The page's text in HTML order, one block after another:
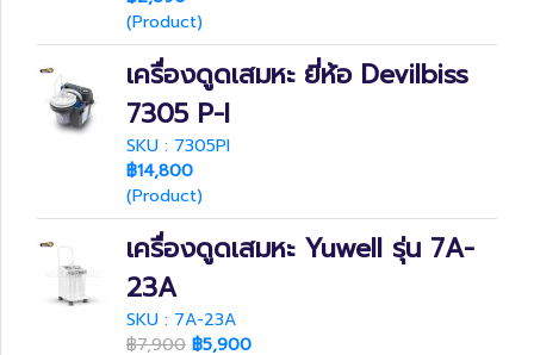
(Product)
เครื่องดูดเสมหะ ยี่ห้อ Devilbiss
7305 P-I
SKU : 7305PI
฿14,800
(Product)
เครื่องดูดเสมหะ Yuwell รุ่น 7A-
23A
SKU : 7A-23A
฿7,900 ฿5,900